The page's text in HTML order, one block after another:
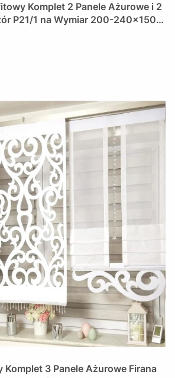
Komplet 2 Panele Ażurowe i 2
P21/1 na Wymiar 200-240x150
Komplet 3 Panele Ażurowe Firana